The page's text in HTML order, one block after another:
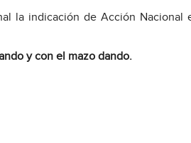
la indicación de Acción
y con el mazo dando.